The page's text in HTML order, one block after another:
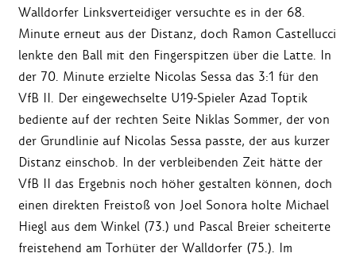
Walldorfer Linksverteidiger versuchte es in der 68.
Minute erneut aus der Distanz, doch Ramon Castellucci
lenkte den Ball mit den Fingerspitzen über die Latte. In
der 70. Minute erzielte Nicolas Sessa das 3:1 für den
VfB II. Der eingewechselte U19-Spieler Azad Toptik
bediente auf der rechten Seite Niklas Sommer, der von
der Grundlinie auf Nicolas Sessa passte, der aus kurzer
Distanz einschob. In der verbleibenden Zeit hätte der
VfB II das Ergebnis noch höher gestalten können, doch
einen direkten Freistoß von Joel Sonora holte Michael
Hiegl aus dem Winkel (73.) und Pascal Breier scheiterte
freistehend am Torhüter der Walldorfer (75.). Im